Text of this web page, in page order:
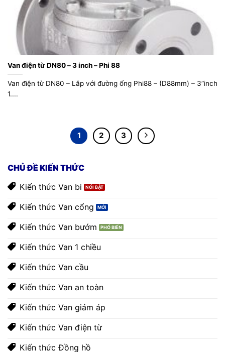
Van điện từ DN80 – 3 inch – Phi 88
Van điện từ DN80 – Lắp với đường ống Phi88 – (D88mm) – 3”inch
1....
1 2 3
CHỦ ĐỀ KIẾN THỨC
Kiến thức Van bi
Kiến thức Van cổng
Kiến thức Van bướm
Kiến thức Van 1 chiều
Kiến thức Van cầu
Kiến thức Van an toàn
Kiến thức Van giảm áp
Kiến thức Van điện từ
Kiến thức Đồng hồ